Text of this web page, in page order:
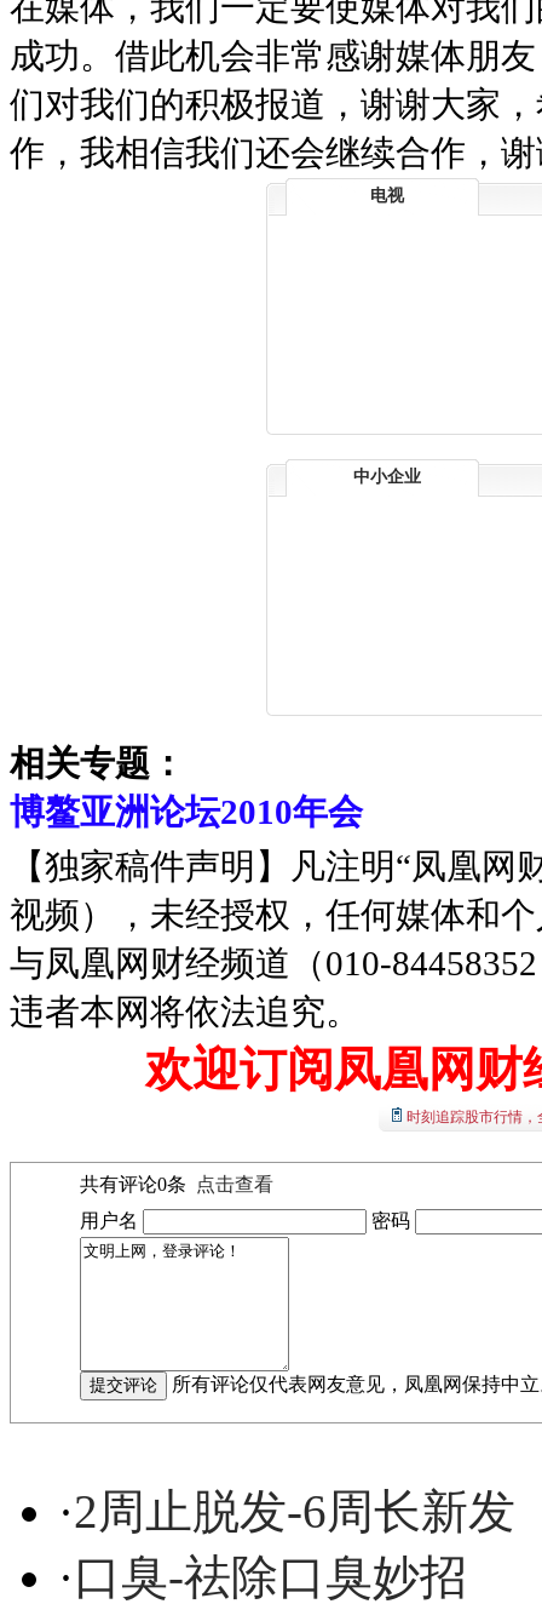
成功。借此机会非常感谢媒体朋
们对我们的积极报道，谢谢大家
作，我相信我们还会继续合作，
电视
中小企业
相关专题：
博鳌亚洲论坛2010年会
【独家稿件声明】凡注明“凤凰
视频），未经授权，任何媒体和
与凤凰网财经频道（010-
违者本网将依法追究。
欢迎订阅凤凰网财
时刻追踪股市行情
共有评论0条
点击查看
用户名
密码
所有评论仅代表网友意见，凤凰网保持中
·2周止脱发-6周长新发
·口臭-祛除口臭妙招